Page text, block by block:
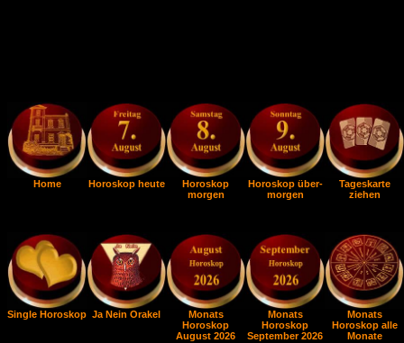
Home Horoskop heute
Horoskop
morgen
Horoskop über-
morgen
Tageskarte
ziehen
Single Horoskop Ja Nein Orakel
Monats
Horoskop
August 2026
Monats
Horoskop
September 2026
Monats
Horoskop alle
Monate